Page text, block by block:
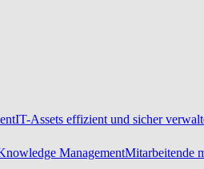
IT-Assets effizient und sicher
ManagementMitarbeitende